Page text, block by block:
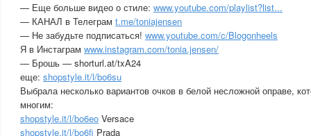
— Еще больше видео о стиле: www.youtube.com/playlist?list...
— КАНАЛ в Телеграм t.me/toniajensen
— Не забудьте подписаться! www.youtube.com/c/Blogonheels
Я в Инстаграм www.instagram.com/tonia.jensen/
— Брошь — shorturl.at/txA24
еще: shopstyle.it/l/bo6su
Выбрала несколько вариантов очков в белой несложной оправе,
многим:
shopstyle.it/l/bo6eo Versace
shopstyle.it/l/bo6fi Prada